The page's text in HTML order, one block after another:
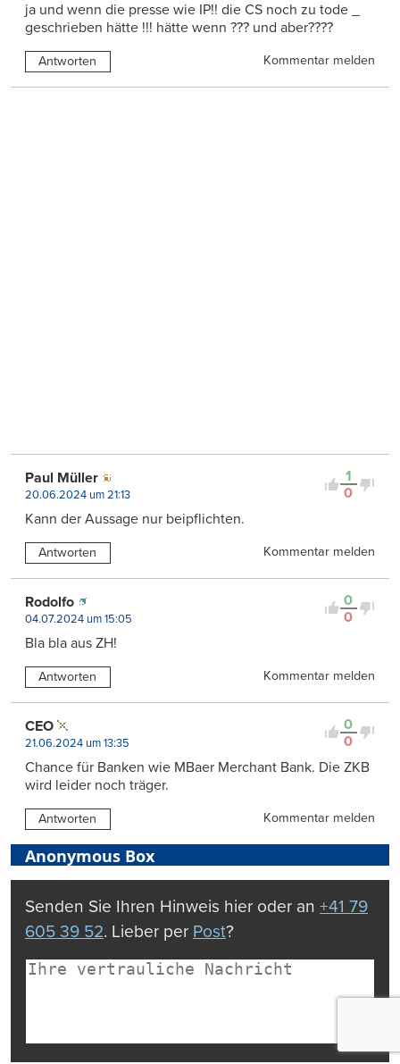
ja und wenn die presse wie IP!! die CS noch zu tode _
geschrieben hätte !!! hätte wenn ??? und aber????
Antworten Kommentar melden
1
0
Paul Müller
20.06.2024 um 21:13
Kann der Aussage nur beipflichten.
Antworten Kommentar melden
0
0
Rodolfo
04.07.2024 um 15:05
Bla bla aus ZH!
Antworten Kommentar melden
0
0
CEO
21.06.2024 um 13:35
Chance für Banken wie MBaer Merchant Bank. Die ZKB
wird leider noch träger.
Antworten Kommentar melden
Anonymous Box
Senden Sie Ihren Hinweis hier oder an +41 79
605 39 52. Lieber per Post?